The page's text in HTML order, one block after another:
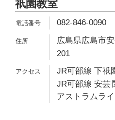
祇園教室
082-846-0090
広島県広島市
201
JR可部線 下祇
JR可部線 安芸
アストラムラ